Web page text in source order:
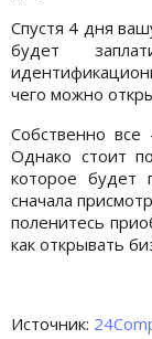
Спустя 4 дня
будет
чего можно
Собственно все
Однако стоит
которое будет
сначала
поленитесь
как открывать
Источник: